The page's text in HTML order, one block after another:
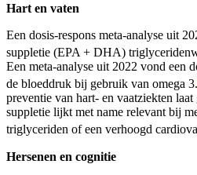
Hart en vaten
Een dosis-respons meta-analyse uit
suppletie (EPA + DHA)
Een meta-analyse uit 2022 vond een
de bloeddruk bij gebruik van omega 3.
preventie van hart- en vaatziekten
suppletie lijkt met name relevant bij
triglyceriden of een verhoogd
Hersenen en cognitie